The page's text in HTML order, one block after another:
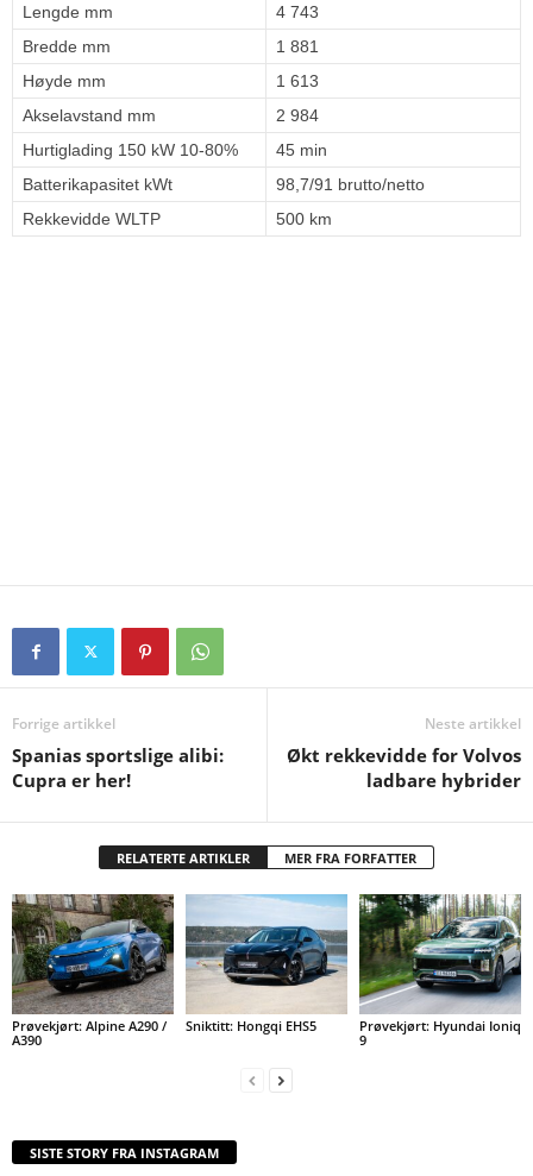
Lengde mm
4 743
Bredde mm
1 881
Høyde mm
1 613
Akselavstand mm
2 984
Hurtiglading 150 kW 10-80%
45 min
Batterikapasitet kWt
98,7/91 brutto/netto
Rekkevidde WLTP
500 km
Forrige artikkel
Spanias sportslige alibi:
Cupra er her!
Neste artikkel
Økt rekkevidde for Volvos
ladbare hybrider
RELATERTE ARTIKLER MER FRA FORFATTER
Prøvekjørt: Alpine A290 /
A390
Sniktitt: Hongqi EHS5
Prøvekjørt: Hyundai Ioniq
9
SISTE STORY FRA INSTAGRAM